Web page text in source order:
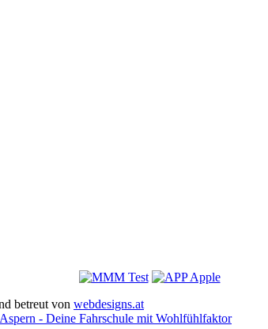
betreut von webdesigns.at